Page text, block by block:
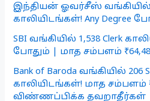
இந்தியன் ஓவர்சீஸ் வங்கியில்
காலியிடங்கள்! Any Degree
SBI வங்கியில் 1,538 Clerk
போதும் | மாத சம்பளம்
Bank of Baroda வங்கியில் 206
காலியிடங்கள்! மாத சம்பளம்
விண்ணப்பிக்க தவறாதீர்கள்